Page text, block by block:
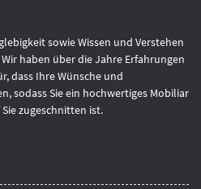
sowie Wissen und Verstehen
haben über die Jahre Erfahrungen
dass Ihre Wünsche und
sodass Sie ein hochwertiges Mobiliar
zugeschnitten ist.